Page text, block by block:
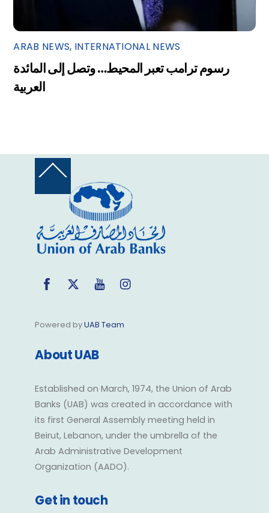
ARAB NEWS, INTERNATIONAL NEWS
رسوم ترامب تعبر المحيط… وتصل إلى المائدة
العربية
Back
Top
FacebookTwitter YouTube
Powered byUAB Team
About UAB
Established on March, 1974, the Union of Arab
Banks (UAB) was created in accordance with
its first General Assembly meeting held in
Beirut, Lebanon, under the umbrella of the
Arab Administrative Development
Organization (AADO).
Get in touch